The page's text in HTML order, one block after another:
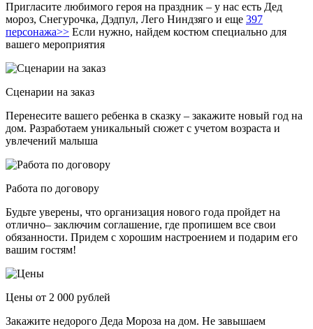
Пригласите любимого героя на праздник – у нас есть Дед
мороз, Снегурочка, Дэдпул, Лего Ниндзяго и еще 397
персонажа>> Если нужно, найдем костюм специально для
вашего мероприятия
Сценарии на заказ
Перенесите вашего ребенка в сказку – закажите новый год на
дом. Разработаем уникальный сюжет с учетом возраста и
увлечений малыша
Работа по договору
Будьте уверены, что организация нового года пройдет на
отлично– заключим соглашение, где пропишем все свои
обязанности. Придем с хорошим настроением и подарим его
вашим гостям!
Цены от 2 000 рублей
Закажите недорого Деда Мороза на дом. Не завышаем